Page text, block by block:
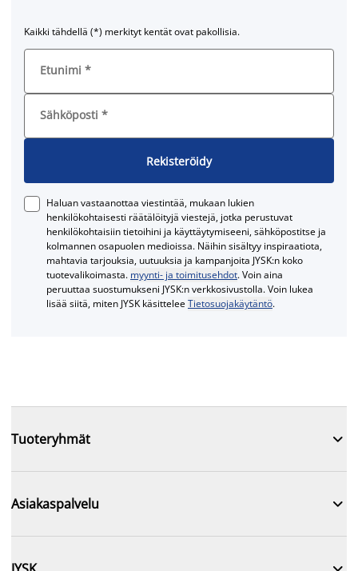
Kaikki tähdellä (*) merkityt kentät ovat pakollisia.
Etunimi *
Sähköposti *
Rekisteröidy
Haluan vastaanottaa viestintää, mukaan lukien
henkilökohtaisesti räätälöityjä viestejä, jotka perustuvat
henkilökohtaisiin tietoihini ja käyttäytymiseeni, sähköpostitse ja
kolmannen osapuolen medioissa. Näihin sisältyy inspiraatiota,
mahtavia tarjouksia, uutuuksia ja kampanjoita JYSK:n koko
tuotevalikoimasta. myynti- ja toimitusehdot. Voin aina
peruuttaa suostumukseni JYSK:n verkkosivustolla. Voin lukea
lisää siitä, miten JYSK käsitteleeTietosuojakäytäntö.
Tuoteryhmät 
Asiakaspalvelu 